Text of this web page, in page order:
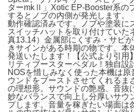
ターmkⅡ」Xotic EP-Booster系の
するとノブの内側が発光します。
動作確認済みです。ノブや塗装に
スイッチハットを取り付けていた
真13.14）金属部にくすみ・サビ
きサインがある時期の物です。本
発送いたします！【公式より引用
リティブースターペダル！独自設
NOSを惜しみなく使った本機は
ウンドをブーストさせてくれるま
の理想形。サウンドの艶感、音抜
妙なバランスで向上し分厚いサウ
プします。音量を稼ぎたい場面は